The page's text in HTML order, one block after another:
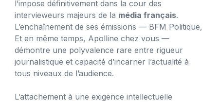
l’impose définitivement dans la cour des
intervieweurs majeurs de la média français.
L’enchaînement de ses émissions — BFM Politique,
Et en même temps, Apolline chez vous —
démontre une polyvalence rare entre rigueur
journalistique et capacité d’incarner l’actualité à
tous niveaux de l’audience.
L’attachement à une exigence intellectuelle